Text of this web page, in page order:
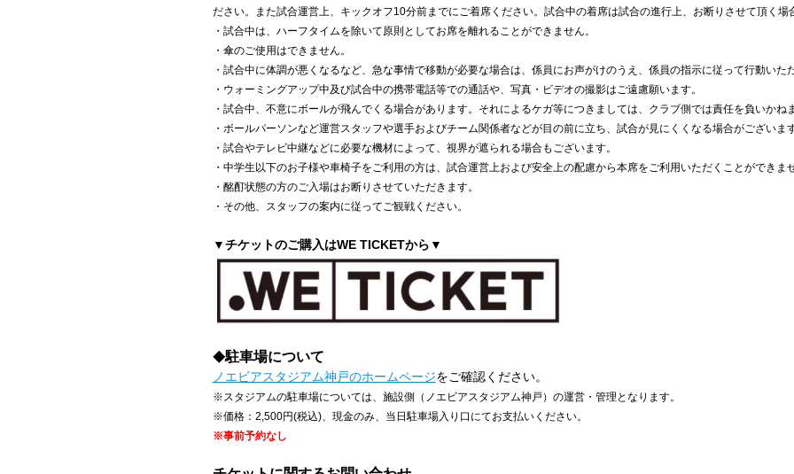
ださい。また試合運営上、キックオフ10分前までにご着席ください。試合中の着席は試合の進行上、お断りさせて頂く場
・試合中は、ハーフタイムを除いて原則としてお席を離れることができません。
・傘のご使用はできません。
・試合中に体調が悪くなるなど、急な事情で移動が必要な場合は、係員にお声がけのうえ、係員の指示に従って行動いた
・ウォーミングアップ中及び試合中の携帯電話等での通話や、写真・ビデオの撮影はご遠慮願います。
・試合中、不意にボールが飛んでくる場合があります。それによるケガ等につきましては、クラブ側では責任を負いかね
・ボールパーソンなど運営スタッフや選手およびチーム関係者などが目の前に立ち、試合が見にくくなる場合がございま
・試合やテレビ中継などに必要な機材によって、視界が遮られる場合もございます。
・中学生以下のお子様や車椅子をご利用の方は、試合運営上および安全上の配慮から本席をご利用いただくことができませ
・酩酊状態の方のご入場はお断りさせていただきます。
・その他、スタッフの案内に従ってご観戦ください。
▼チケットのご購入はWE TICKETから▼
◆駐車場について
ノエビアスタジアム神戸のホームページをご確認ください。
※スタジアムの駐車場については、施設側（ノエビアスタジアム神戸）の運営・管理となります。
※価格：2,500円(税込)、現金のみ、当日駐車場入り口にてお支払いください。
※事前予約なし